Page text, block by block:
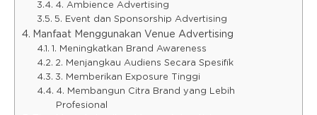
4. Ambience Advertising
5. Event dan Sponsorship Advertising
Manfaat Menggunakan Venue Advertising
1. Meningkatkan Brand Awareness
2. Menjangkau Audiens Secara Spesifik
3. Memberikan Exposure Tinggi
4. Membangun Citra Brand yang Lebih
Profesional